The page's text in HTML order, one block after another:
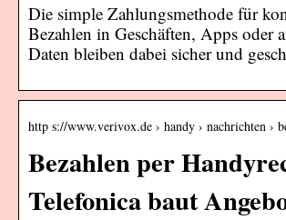
Die simple Zahlungsmethode für
Bezahlen in Geschäften, Apps oder
Daten bleiben dabei sicher und
http s://www.verivox.de › handy › nachrichten ›
Bezahlen per
Telefonica baut